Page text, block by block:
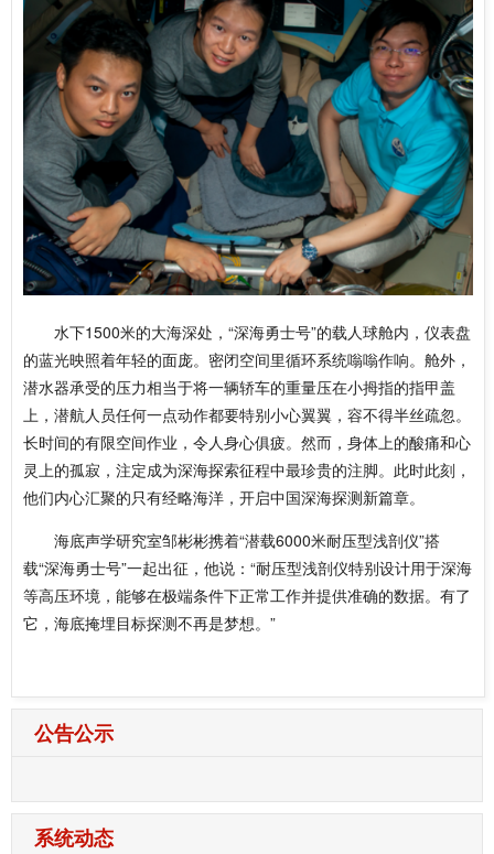
水下1500米的大海深处，“深海勇士号”的载人球舱内，仪表盘
的蓝光映照着年轻的面庞。密闭空间里循环系统嗡嗡作响。舱外，
潜水器承受的压力相当于将一辆轿车的重量压在小拇指的指甲盖
上，潜航人员任何一点动作都要特别小心翼翼，容不得半丝疏忽。
长时间的有限空间作业，令人身心俱疲。然而，身体上的酸痛和心
灵上的孤寂，注定成为深海探索征程中最珍贵的注脚。此时此刻，
他们内心汇聚的只有经略海洋，开启中国深海探测新篇章。
海底声学研究室邹彬彬携着“潜载6000米耐压型浅剖仪”搭
载“深海勇士号”一起出征，他说：“耐压型浅剖仪特别设计用于深海
等高压环境，能够在极端条件下正常工作并提供准确的数据。有了
它，海底掩埋目标探测不再是梦想。”
公告公示
系统动态